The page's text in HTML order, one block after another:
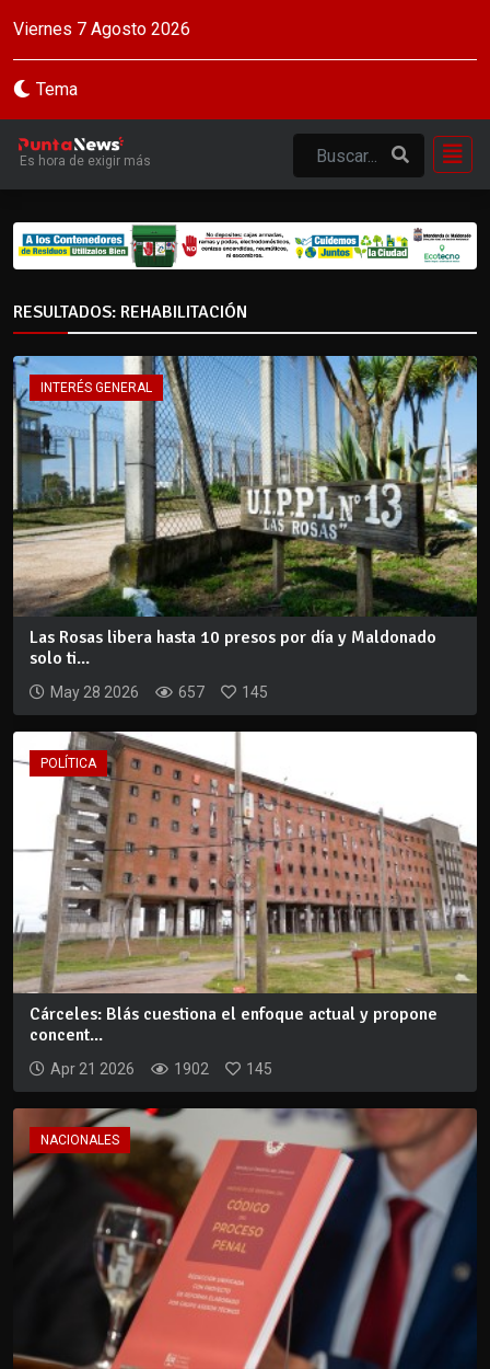
Viernes 7 Agosto 2026
Tema
Es hora de exigir más
RESULTADOS: REHABILITACIÓN
INTERÉS GENERAL
Las Rosas libera hasta 10 presos por día y Maldonado
solo ti...
May 28 2026 657 145
POLÍTICA
Cárceles: Blás cuestiona el enfoque actual y propone
concent...
Apr 21 2026 1902 145
NACIONALES